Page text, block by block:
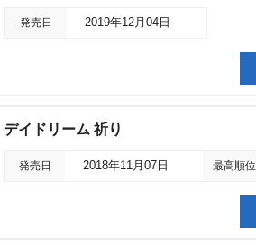
発売日 2019年12月04日
デイドリーム 祈り
発売日 2018年11月07日 最高順位